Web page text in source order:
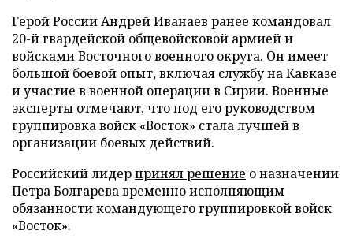
Герой России Андрей Иванаев ранее командовал
20-й гвардейской общевойсковой армией и
войсками Восточного военного округа. Он имеет
большой боевой опыт, включая службу на Кавказе
и участие в военной операции в Сирии. Военные
эксперты отмечают, что под его руководством
группировка войск «Восток» стала лучшей в
организации боевых действий.
Российский лидерпринял решение о назначении
Петра Болгарева временно исполняющим
обязанности командующего группировкой войск
«Восток».